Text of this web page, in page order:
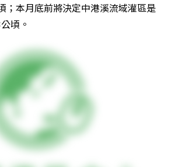
；本月底前將決定中港溪流域灌區是
頃。